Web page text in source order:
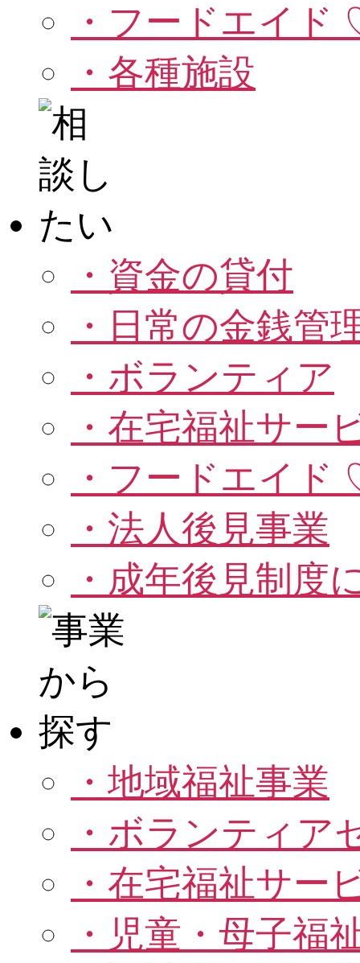
・フードエイ
・各種施設
・資金の貸付
・日常の金銭管
・ボランティア
・在宅福祉サー
・フードエイ
・法人後見事業
・成年後見制度
・地域福祉事業
・ボランティア
・在宅福祉サー
・児童・母子福